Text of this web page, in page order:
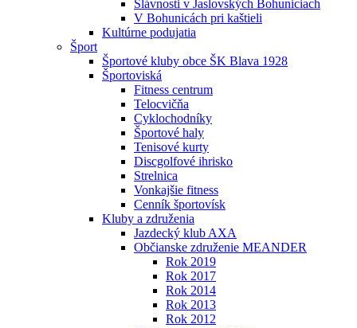
Slávnosti v Jaslovských Bohuniciach
V Bohunicách pri kaštieli
Kultúrne podujatia
Šport
Športové kluby obce ŠK Blava 1928
Športoviská
Fitness centrum
Telocvičňa
Cyklochodníky
Športové haly
Tenisové kurty
Discgolfové ihrisko
Strelnica
Vonkajšie fitness
Cenník športovísk
Kluby a združenia
Jazdecký klub AXA
Občianske združenie MEANDER
Rok 2019
Rok 2017
Rok 2014
Rok 2013
Rok 2012